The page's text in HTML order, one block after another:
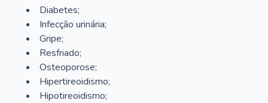
Diabetes;
Infecção urinária;
Gripe;
Resfriado;
Osteoporose;
Hipertireoidismo;
Hipotireoidismo;